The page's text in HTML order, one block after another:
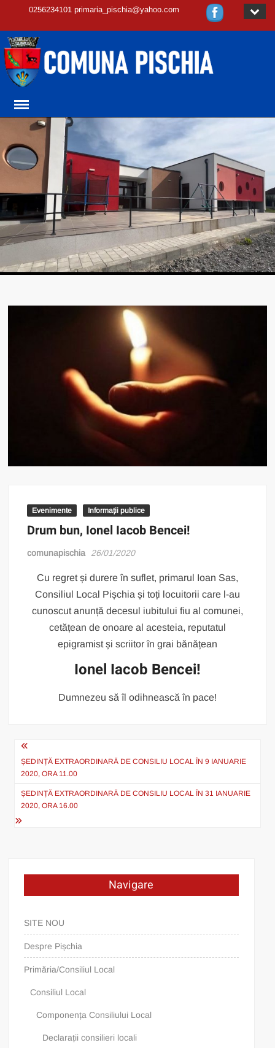
0256234101 primaria_pischia@yahoo.com
Evenimente Informații publice
Drum bun, Ionel Iacob Bencei!
comunapischia 26/01/2020
Cu regret și durere în suflet, primarul Ioan Sas,
Consiliul Local Pișchia și toți locuitorii care l-au
cunoscut anunță decesul iubitului fiu al comunei,
cetățean de onoare al acesteia, reputatul
epigramist și scriitor în grai bănățean
Ionel Iacob Bencei!
Dumnezeu să îl odihnească în pace!
Post
navigation
ȘEDINȚĂ EXTRAORDINARĂ DE CONSILIU LOCAL ÎN 9 IANUARIE
2020, ORA 11.00
ȘEDINȚĂ EXTRAORDINARĂ DE CONSILIU LOCAL ÎN 31 IANUARIE
2020, ORA 16.00
Navigare
SITE NOU
Despre Pișchia
Primăria/Consiliul Local
Consiliul Local
Componența Consiliului Local
Declarații consilieri locali